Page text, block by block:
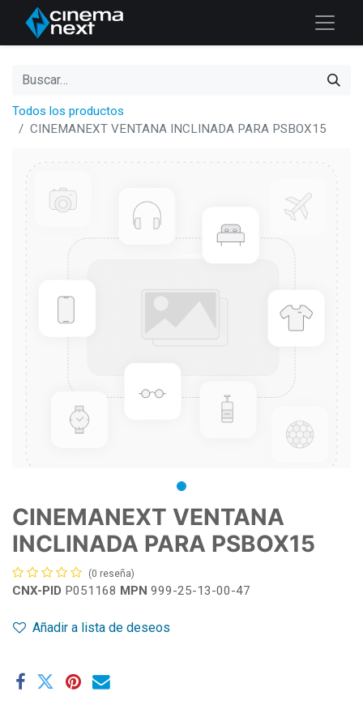
Todos los productos
CINEMANEXT VENTANA INCLINADA PARA PSBOX15
CINEMANEXT VENTANA
INCLINADA PARA PSBOX15
(0 reseña)
CNX-PID P051168 MPN 999-25-13-00-47
Añadir a lista de deseos